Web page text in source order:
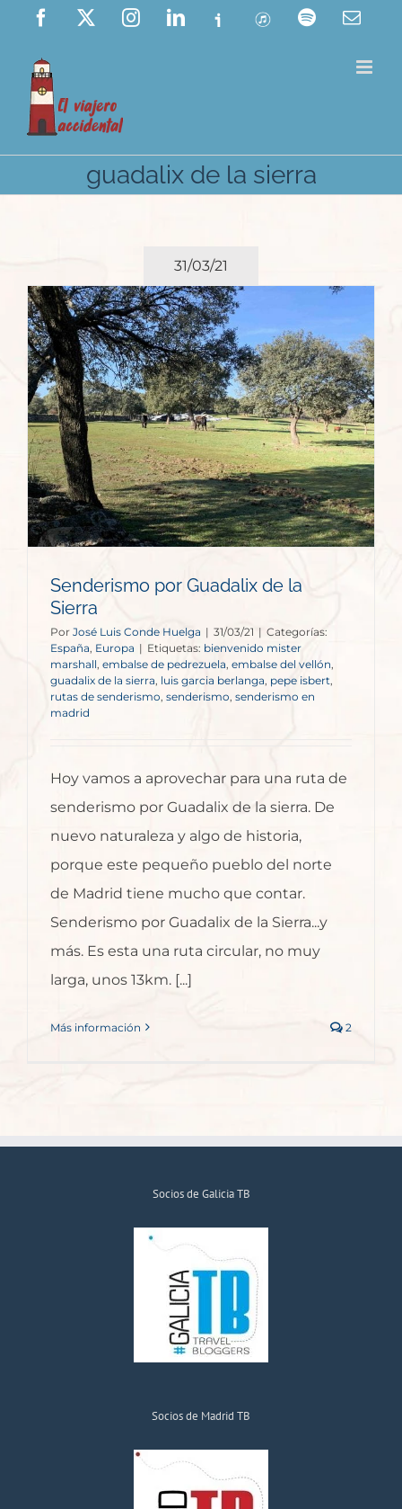
Saltar
contenido
Facebook InstagramLinkedIn
Ivoox ITunes Spotify
guadalix de la sierra
31/03/21
Senderismo por Guadalix de la
Sierra
Por José Luis Conde Huelga | 31/03/21 | Categorías:
España Europa | Etiquetas: bienvenido mister
marshall embalse de pedrezuela, embalse del vellón,
guadalix de la sierra, luis garcia berlanga pepe isbert
rutas de senderismo, senderismo senderismo en
madrid
Hoy vamos a aprovechar para una ruta de
senderismo por Guadalix de la sierra. De
nuevo naturaleza y algo de historia,
porque este pequeño pueblo del norte
de Madrid tiene mucho que contar.
Senderismo por Guadalix de la Sierra...y
más. Es esta una ruta circular, no muy
larga, unos 13km. [...]
Más información 2
Socios de Galicia TB
Socios de Madrid TB